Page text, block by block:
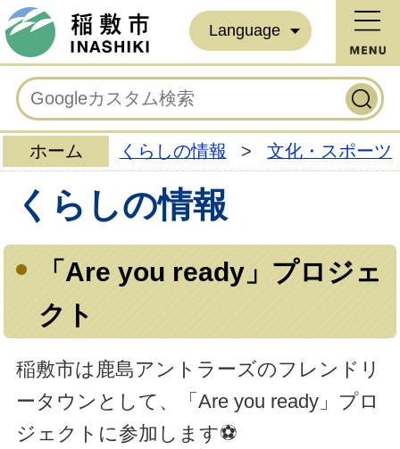
Language
ホーム くらしの情報 > 文化・スポーツ
くらしの情報
「Are you ready」プロジェ
クト
稲敷市は鹿島アントラーズのフレンドリ
ータウンとして、「Are you ready」プロ
ジェクトに参加します⚽